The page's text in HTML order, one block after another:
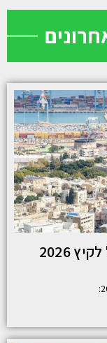
2026